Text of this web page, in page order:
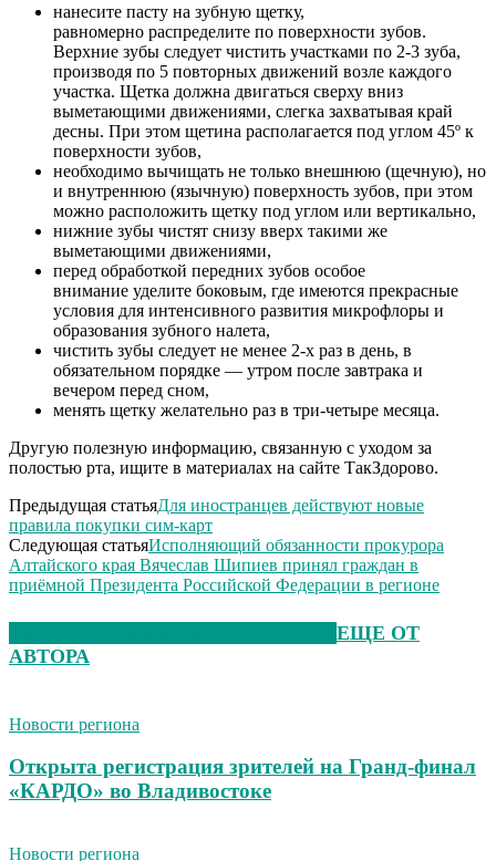
нанесите пасту на зубную щетку,
равномерно распределите по поверхности зубов.
Верхние зубы следует чистить участками по 2-3 зуба,
производя по 5 повторных движений возле каждого
участка. Щетка должна двигаться сверху вниз
выметающими движениями, слегка захватывая край
десны. При этом щетина располагается под углом 45º к
поверхности зубов,
необходимо вычищать не только внешнюю (щечную), но
и внутреннюю (язычную) поверхность зубов, при этом
можно расположить щетку под углом или вертикально,
нижние зубы чистят снизу вверх такими же
выметающими движениями,
перед обработкой передних зубов особое
внимание уделите боковым, где имеются прекрасные
условия для интенсивного развития микрофлоры и
образования зубного налета,
чистить зубы следует не менее 2-х раз в день, в
обязательном порядке — утром после завтрака и
вечером перед сном,
менять щетку желательно раз в три-четыре месяца.
Другую полезную информацию, связанную с уходом за
полостью рта, ищите в материалах на сайте ТакЗдорово.
Предыдущая статьяДля иностранцев действуют новые
правила покупки сим-карт
Следующая статьяИсполняющий обязанности прокурора
Алтайского края Вячеслав Шипиев принял граждан в
приёмной Президента Российской Федерации в регионе
ЕЩЕ ОТ
АВТОРА
Новости региона
Открыта регистрация зрителей на Гранд-финал
«КАРДО» во Владивостоке
Новости региона